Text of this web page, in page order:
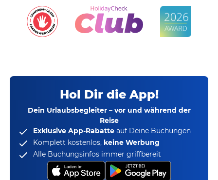
Hol Dir die App!
Dein Urlaubsbegleiter – vor und während der
Reise
Exklusive App-Rabatte auf Deine Buchungen
Komplett kostenlos, keine Werbung
Alle Buchungsinfos immer griffbereit